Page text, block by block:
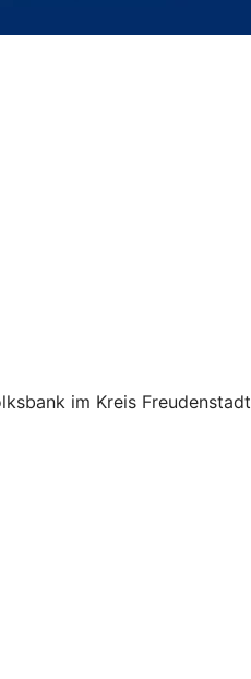
im Kreis Freudenstadt